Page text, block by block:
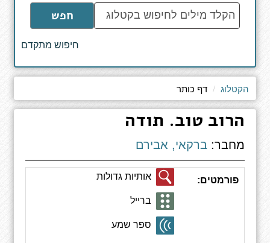
הקלד
מילים
לחיפוש
חפש
חיפוש מתקדם
הקטלוג דף כותר
הרוב טוב. תודה
מחבר:ברקאי, אבירם
פורמטים: אותיות גדולות
ברייל
ספר שמע